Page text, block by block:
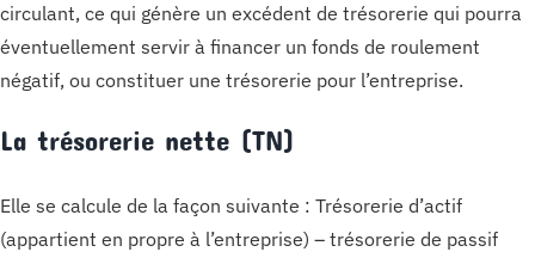
circulant, ce qui génère un excédent de trésorerie qui pourra
éventuellement servir à financer un fonds de roulement
négatif, ou constituer une trésorerie pour l’entreprise.
La trésorerie nette (TN)
Elle se calcule de la façon suivante : Trésorerie d’actif
(appartient en propre à l’entreprise) – trésorerie de passif